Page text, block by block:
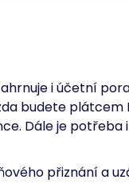
i účetní
budete plátcem
Dále je potřeba
přiznání a